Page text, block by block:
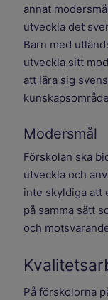
annat
utveckla det
Barn med
utveckla sitt
att lära sig
Modersmål
Förskolan ska
utveckla och
inte skyldiga att
på samma sätt
och
På förskolorna